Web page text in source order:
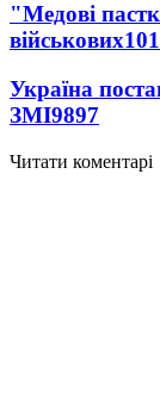
"Медові
військових
Україна
ЗМІ9897
Читати коментарі